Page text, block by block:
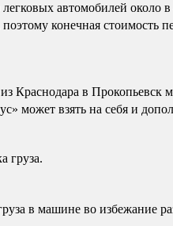
легковых автомобилей
конечная стоимость
Краснодара в
может взять на себя и
груза.
в машине во избежание